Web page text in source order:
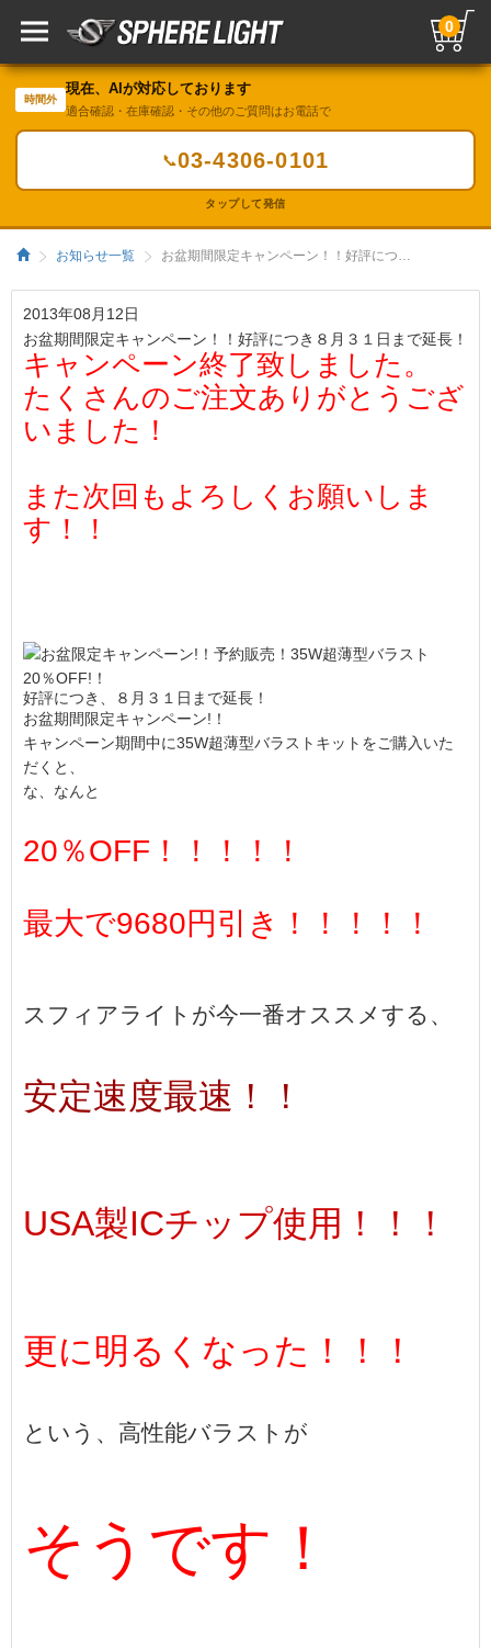
0
時間外
現在、AIが対応しております
適合確認・在庫確認・その他のご質問はお電話で
📞03-4306-0101
タップして発信
お知らせ一覧 お盆期間限定キャンペーン！！好評につき８月３１日まで延長！／HIDキット｜LEDヘッドライト販売のスフィアライト
2013年08月12日
お盆期間限定キャンペーン！！好評につき８月３１日まで延長！
キャンペーン終了致しました。
たくさんのご注文ありがとうござ
いました！
また次回もよろしくお願いしま
す！！
好評につき、８月３１日まで延長！
お盆期間限定キャンペーン!！
キャンペーン期間中に35W超薄型バラストキットをご購入いた
だくと、
な、なんと
20％OFF！！！！！
最大で9680円引き！！！！！
スフィアライトが今一番オススメする、
安定速度最速！！
USA製ICチップ使用！！！
更に明るくなった！！！
という、高性能バラストが
そうです！